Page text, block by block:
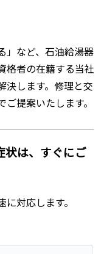
」など、石油給湯器
格者の在籍する当社
決します。修理と交
提案いたします。
状は、すぐにご
対応します。